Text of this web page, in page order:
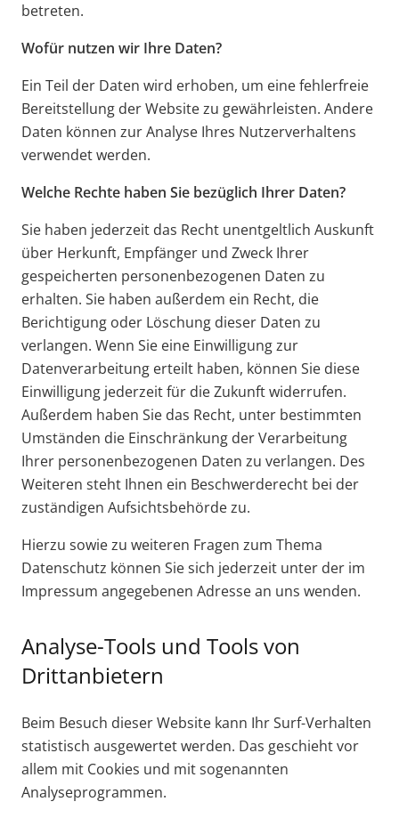
betreten.
Wofür nutzen wir Ihre Daten?
Ein Teil der Daten wird erhoben, um eine fehlerfreie
Bereitstellung der Website zu gewährleisten. Andere
Daten können zur Analyse Ihres Nutzerverhaltens
verwendet werden.
Welche Rechte haben Sie bezüglich Ihrer Daten?
Sie haben jederzeit das Recht unentgeltlich Auskunft
über Herkunft, Empfänger und Zweck Ihrer
gespeicherten personenbezogenen Daten zu
erhalten. Sie haben außerdem ein Recht, die
Berichtigung oder Löschung dieser Daten zu
verlangen. Wenn Sie eine Einwilligung zur
Datenverarbeitung erteilt haben, können Sie diese
Einwilligung jederzeit für die Zukunft widerrufen.
Außerdem haben Sie das Recht, unter bestimmten
Umständen die Einschränkung der Verarbeitung
Ihrer personenbezogenen Daten zu verlangen. Des
Weiteren steht Ihnen ein Beschwerderecht bei der
zuständigen Aufsichtsbehörde zu.
Hierzu sowie zu weiteren Fragen zum Thema
Datenschutz können Sie sich jederzeit unter der im
Impressum angegebenen Adresse an uns wenden.
Analyse-Tools und Tools von
Drittanbietern
Beim Besuch dieser Website kann Ihr Surf-Verhalten
statistisch ausgewertet werden. Das geschieht vor
allem mit Cookies und mit sogenannten
Analyseprogrammen.